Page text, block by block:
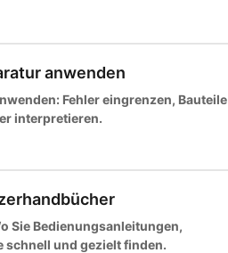
anwenden
Fehler eingrenzen, Bauteile
interpretieren.
Sie Bedienungsanleitungen,
schnell und gezielt finden.